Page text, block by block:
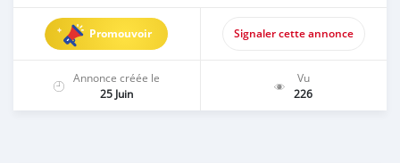
Promouvoir Signaler cette annonce
Annonce créée le
25 Juin
Vu
226